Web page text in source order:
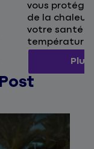
vous
de la chaleur
votre santé